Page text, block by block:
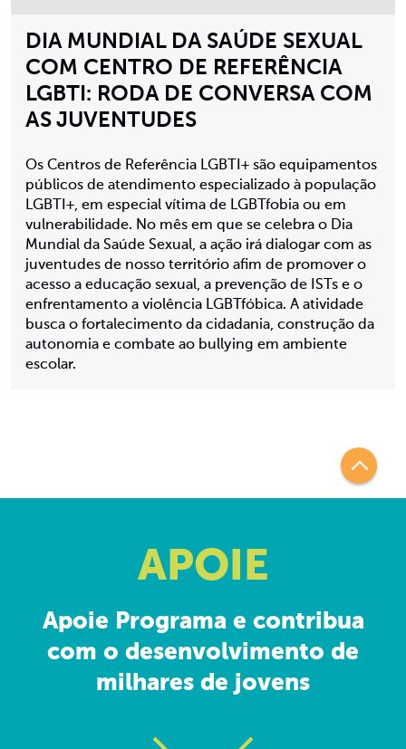
DIA MUNDIAL DA SAÚDE SEXUAL
COM CENTRO DE REFERÊNCIA
LGBTI: RODA DE CONVERSA COM
AS JUVENTUDES
Os Centros de Referência LGBTI+ são equipamentos
públicos de atendimento especializado à população
LGBTI+, em especial vítima de LGBTfobia ou em
vulnerabilidade. No mês em que se celebra o Dia
Mundial da Saúde Sexual, a ação irá dialogar com as
juventudes de nosso território afim de promover o
acesso a educação sexual, a prevenção de ISTs e o
enfrentamento a violência LGBTfóbica. A atividade
busca o fortalecimento da cidadania, construção da
autonomia e combate ao bullying em ambiente
escolar.
APOIE
Apoie Programa e contribua
com o desenvolvimento de
milhares de jovens